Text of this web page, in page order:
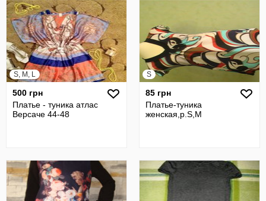
S, M, L
500 грн
Платье - туника атлас
Версаче 44-48
S
85 грн
Платье-туника
женская,р.S,M